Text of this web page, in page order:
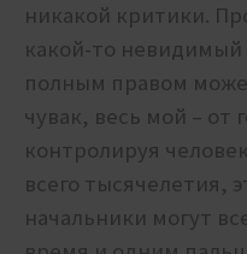
никакой критики.
какой-то невидимый
полным правом
чувак, весь мой – от
контролируя
всего тысячелетия,
начальники могут